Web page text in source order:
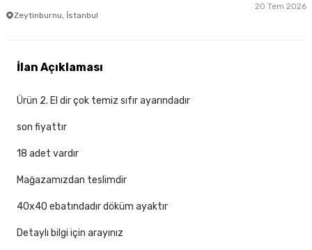
Zeytinburnu, İstanbul
20 Tem 2026
İlan Açıklaması
Ürün 2. El dir çok temiz sıfır ayarındadır
son fiyattır
18 adet vardır
Mağazamızdan teslimdir
40x40 ebatındadır döküm ayaktır
Detaylı bilgi için arayınız